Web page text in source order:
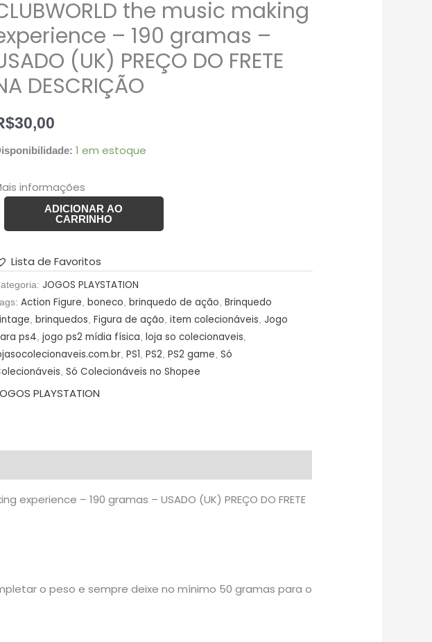
the music making
– 190 gramas –
(UK) PREÇO DO FRETE
DESCRIÇÃO
30,00
1 em estoque
informações
ADICIONAR AO
CARRINHO
Lista de Favoritos
JOGOS PLAYSTATION
Action Figure boneco brinquedo de ação Brinquedo
brinquedos Figura de ação item colecionáveis Jogo
ps4 jogo ps2 mídia física loja so colecionaveis
PS1 PS2 PS2 game Só
Só Colecionáveis no Shopee
PLAYSTATION
experience – 190 gramas – USADO (UK) PREÇO DO FRETE
o peso e sempre deixe no mínimo 50 gramas para o